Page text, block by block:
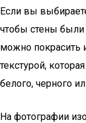
Если вы
чтобы стены
можно покрасить
текстурой,
белого, черного
На фотографии